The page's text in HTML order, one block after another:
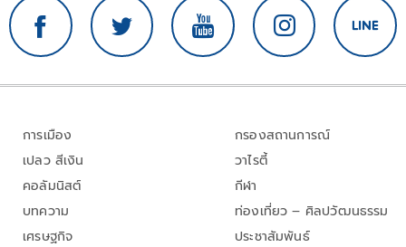
การเมือง
เปลว สีเงิน
คอลัมนิสต์
บทความ
เศรษฐกิจ
กรองสถานการณ์
วาไรตี้
กีฬา
ท่องเที่ยว – ศิลปวัฒนธรรม
ประชาสัมพันธ์